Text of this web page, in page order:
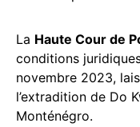
La Haute Cour de
conditions
novembre 2023,
l’extradition de Do
Monténégro.